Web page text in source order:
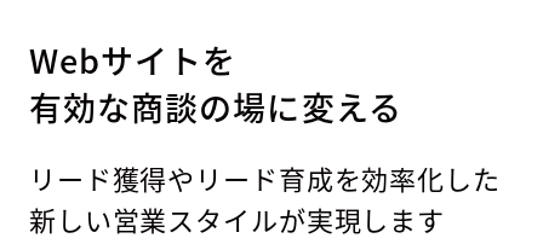
Webサイトを
有効な商談の場に変える
リード獲得やリード育成を効率化した
新しい営業スタイルが実現します